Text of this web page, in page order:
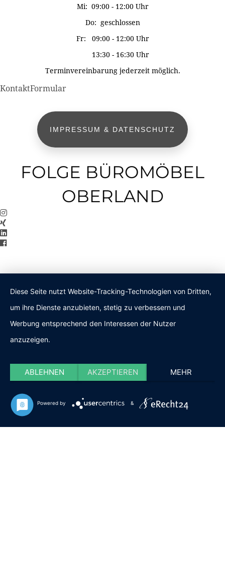
Mi: 09:00 - 12:00 Uhr
Do: geschlossen
Fr: 09:00 - 12:00 Uhr
13:30 - 16:30 Uhr
Terminvereinbarung jederzeit möglich.
KontaktFormular
IMPRESSUM & DATENSCHUTZ
FOLGE BÜROMÖBEL
OBERLAND
Diese Seite nutzt Website-Tracking-Technologien von Dritten,
um ihre Dienste anzubieten, stetig zu verbessern und
Werbung entsprechend den Interessen der Nutzer
anzuzeigen.
ABLEHNEN AKZEPTIEREN MEHR
Powered by &